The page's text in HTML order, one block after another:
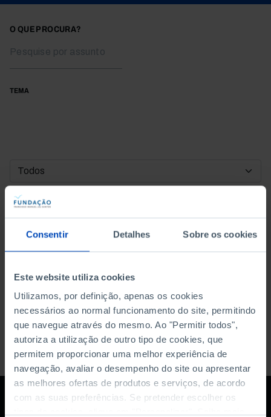
Consentir Detalhes Sobre os cookies
Este website utiliza cookies
Utilizamos, por definição, apenas os cookies
necessários ao normal funcionamento do site, permitindo
que navegue através do mesmo. Ao "Permitir todos",
autoriza a utilização de outro tipo de cookies, que
permitem proporcionar uma melhor experiência de
navegação, avaliar o desempenho do site ou apresentar
as melhores ofertas de produtos e serviços, de acordo
com as suas preferências. Se pretender escolher os
O QUE PROCURA?
TEMA
DATA DE INÍCIO
DATA DE FIM